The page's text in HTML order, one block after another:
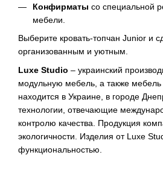
Конфирматы со специальной
мебели.
Выберите кровать-топчан Junior и
организованным и уютным.
Luxe Studio – украинский
модульную мебель, а также мебель
находится в Украине, в городе
технологии, отвечающие
контролю качества. Продукция
экологичности. Изделия от Luxe
функциональностью.